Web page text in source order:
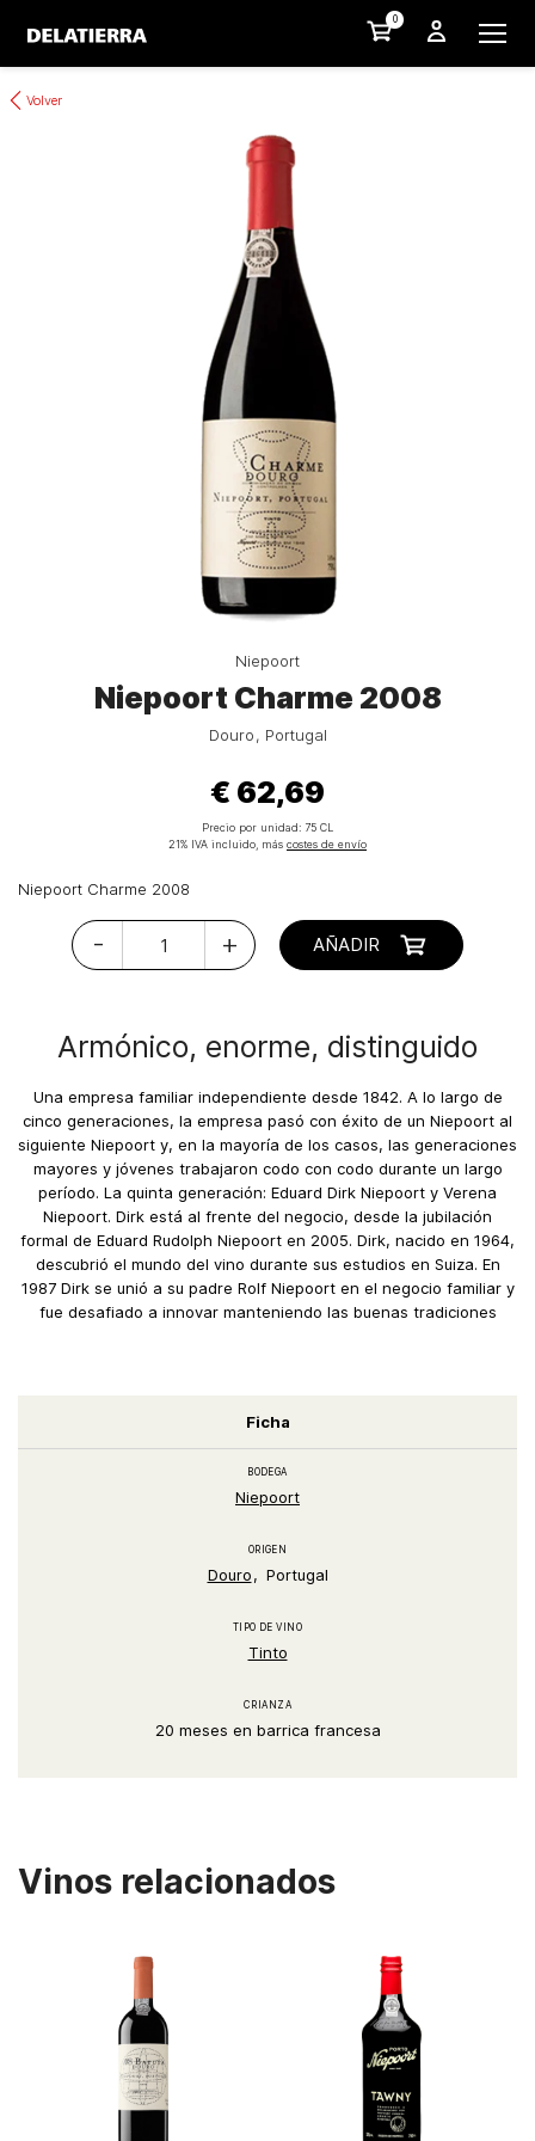
0
Volver
Niepoort
Niepoort Charme 2008
Douro Portugal
€ 62,69
Precio por unidad: 75 CL
21% IVA incluido, más costes de envío
Niepoort Charme 2008
- + AÑADIR
Armónico, enorme, distinguido
Una empresa familiar independiente desde 1842. A lo largo de
cinco generaciones, la empresa pasó con éxito de un Niepoort al
siguiente Niepoort y, en la mayoría de los casos, las generaciones
mayores y jóvenes trabajaron codo con codo durante un largo
período. La quinta generación: Eduard Dirk Niepoort y Verena
Niepoort. Dirk está al frente del negocio, desde la jubilación
formal de Eduard Rudolph Niepoort en 2005. Dirk, nacido en 1964,
descubrió el mundo del vino durante sus estudios en Suiza. En
1987 Dirk se unió a su padre Rolf Niepoort en el negocio familiar y
fue desafiado a innovar manteniendo las buenas tradiciones
Ficha
BODEGA
Niepoort
ORIGEN
Douro Portugal
TIPO DE VINO
Tinto
CRIANZA
20 meses en barrica francesa
Vinos relacionados